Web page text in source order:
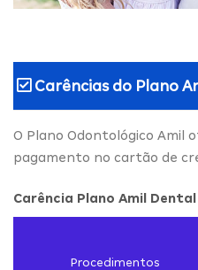
Carências do Plano
O Plano Odontológico Amil
pagamento no cartão de
Carência Plano Amil
Procedimentos